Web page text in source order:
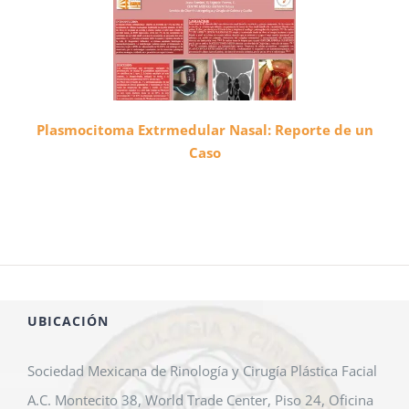
Plasmocitoma Extrmedular Nasal: Reporte de un
Caso
UBICACIÓN
Sociedad Mexicana de Rinología y Cirugía Plástica Facial
A.C. Montecito 38, World Trade Center, Piso 24, Oficina